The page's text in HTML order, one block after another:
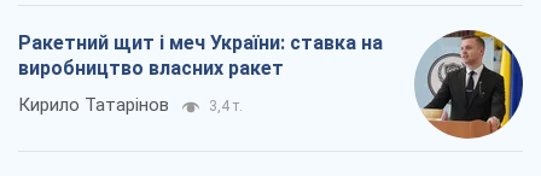
Ракетний щит і меч України: ставка на
виробництво власних ракет
Кирило Татарінов 3,4 т.